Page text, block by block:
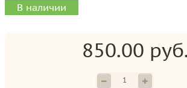
В наличии
850.00 руб.